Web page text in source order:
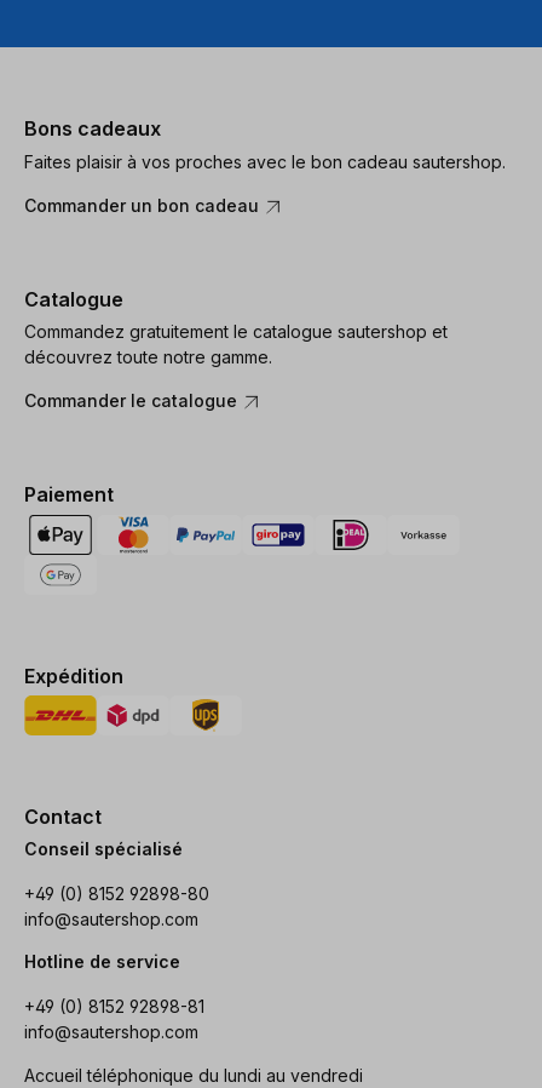
Bons cadeaux
Faites plaisir à vos proches avec le bon cadeau sautershop.
Commander un bon cadeau
Catalogue
Commandez gratuitement le catalogue sautershop et
découvrez toute notre gamme.
Commander le catalogue
Paiement
Expédition
Contact
Conseil spécialisé
+49 (0) 8152 92898-80
info@sautershop.com
Hotline de service
+49 (0) 8152 92898-81
info@sautershop.com
Accueil téléphonique du lundi au vendredi